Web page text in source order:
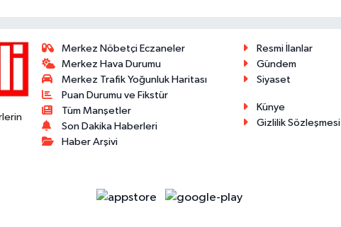
Merkez Nöbetçi Eczaneler
Merkez Hava Durumu
Merkez Trafik Yoğunluk Haritası
Puan Durumu ve Fikstür
Tüm Manşetler
Son Dakika Haberleri
Haber Arşivi
Resmi İlanlar
Gündem
Siyaset
Künye
Gizlilik Sözleşmesi